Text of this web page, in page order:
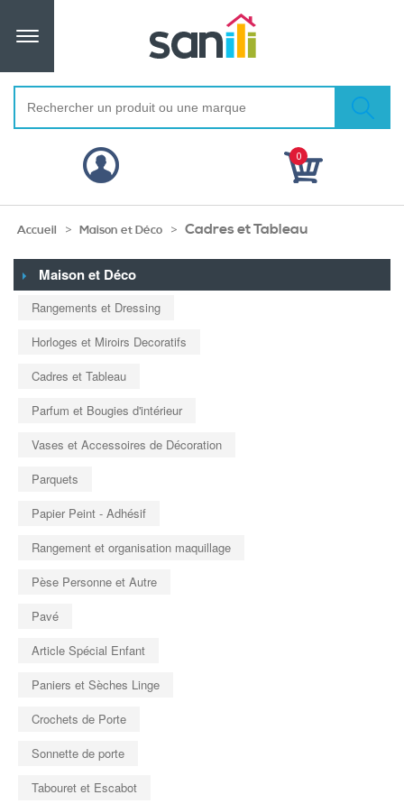
0
Accueil > Maison et Déco > Cadres et Tableau
Maison et Déco
Rangements et Dressing
Horloges et Miroirs Decoratifs
Cadres et Tableau
Parfum et Bougies d'intérieur
Vases et Accessoires de Décoration
Parquets
Papier Peint - Adhésif
Rangement et organisation maquillage
Pèse Personne et Autre
Pavé
Article Spécial Enfant
Paniers et Sèches Linge
Crochets de Porte
Sonnette de porte
Tabouret et Escabot